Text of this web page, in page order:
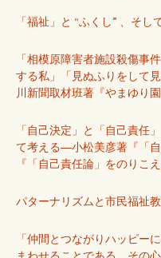
「福祉」と “ふくし” 、そし
「相模原障害者施設殺傷事
する私」「見ぬふりをして
川新聞取材班著『やまゆり
「自己決定」と「自己責任
て考える―小松美彦著『「
『「自己責任論」をのりこ
パターナリズムと市民福祉
「仲間とつながりハッピー